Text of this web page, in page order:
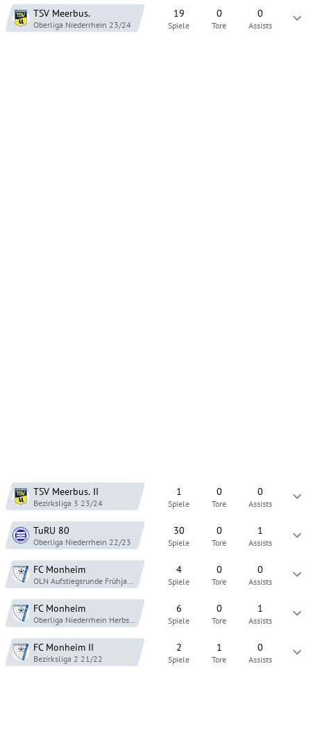
TSV Meerbus.
Oberliga Niederrhein 23/24
19
Spiele
0
Tore
0
Assists
TSV Meerbus. II
Bezirksliga 3 23/24
1
Spiele
0
Tore
0
Assists
TuRU 80
Oberliga Niederrhein 22/23
30
Spiele
0
Tore
1
Assists
FC Monheim
OLN Aufstiegsrunde Frühjahr 22
4
Spiele
0
Tore
0
Assists
FC Monheim
Oberliga Niederrhein Herbst 21
6
Spiele
0
Tore
1
Assists
FC Monheim II
Bezirksliga 2 21/22
2
Spiele
1
Tore
0
Assists